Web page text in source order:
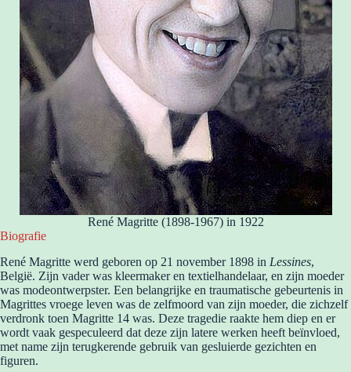
René Magritte (1898-1967) in 1922
Biografie
René Magritte werd geboren op 21 november 1898 in Lessines,
België. Zijn vader was kleermaker en textielhandelaar, en zijn moeder
was modeontwerpster. Een belangrijke en traumatische gebeurtenis in
Magrittes vroege leven was de zelfmoord van zijn moeder, die zichzelf
verdronk toen Magritte 14 was. Deze tragedie raakte hem diep en er
wordt vaak gespeculeerd dat deze zijn latere werken heeft beïnvloed,
met name zijn terugkerende gebruik van gesluierde gezichten en
figuren.